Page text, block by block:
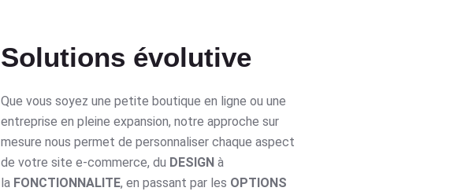
Solutions évolutive
Que vous soyez une petite boutique en ligne ou une
entreprise en pleine expansion, notre approche sur
mesure nous permet de personnaliser chaque aspect
de votre site e-commerce, du DESIGNà
la FONCTIONNALITE, en passant par les OPTIONS